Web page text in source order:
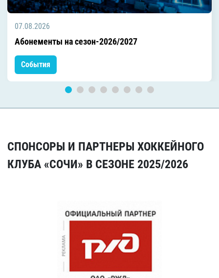
07.08.2026
Абонементы на сезон-2026/2027
События
СПОНСОРЫ И ПАРТНЕРЫ ХОККЕЙНОГО
КЛУБА «СОЧИ» В СЕЗОНЕ 2025/2026